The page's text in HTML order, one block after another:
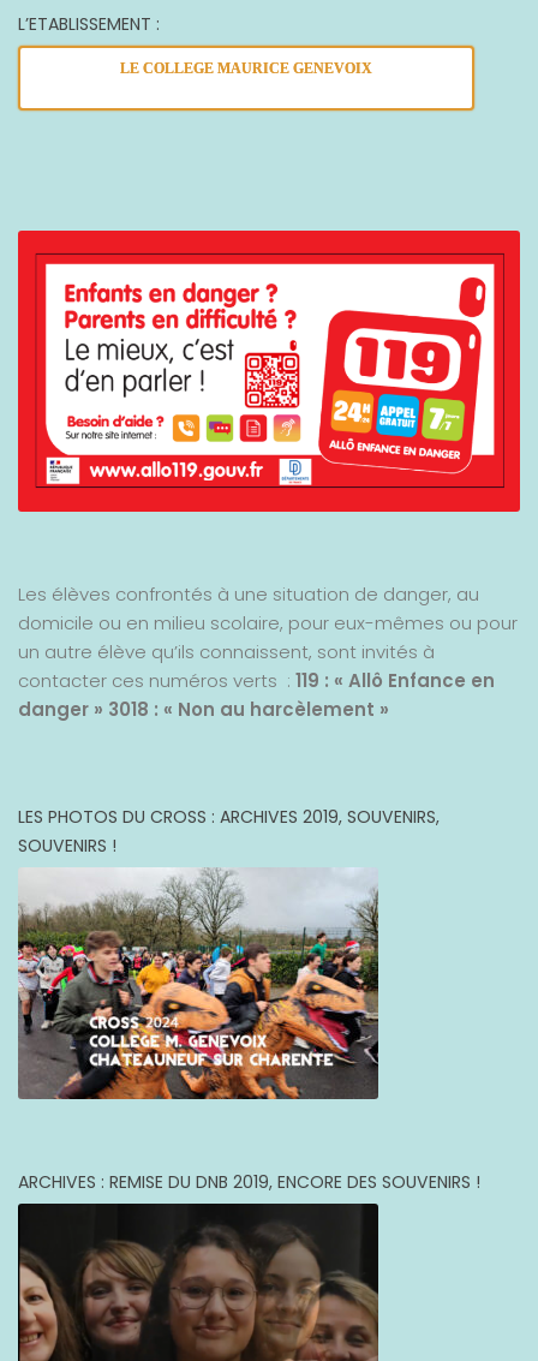
L’ETABLISSEMENT :
LE COLLEGE MAURICE GENEVOIX
Les élèves confrontés à une situation de danger, au
domicile ou en milieu scolaire, pour eux-mêmes ou pour
un autre élève qu’ils connaissent, sont invités à
contacter ces numéros verts : 119 : « Allô Enfance en
danger » 3018 : « Non au harcèlement »
LES PHOTOS DU CROSS : ARCHIVES 2019, SOUVENIRS,
SOUVENIRS !
ARCHIVES : REMISE DU DNB 2019, ENCORE DES SOUVENIRS !